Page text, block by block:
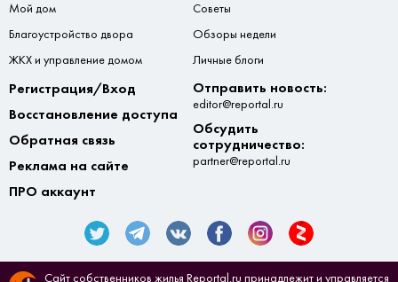
Мой дом
Благоустройство двора
ЖКХ и управление домом
Советы
Обзоры недели
Личные блоги
Регистрация/Вход
Восстановление доступа
Обратная связь
Реклама на сайте
ПРО аккаунт
Отправить новость:
editor@reportal.ru
Обсудить
сотрудничество:
partner@reportal.ru
Сайт собственников жилья Reportal.ru принадлежит и управляется